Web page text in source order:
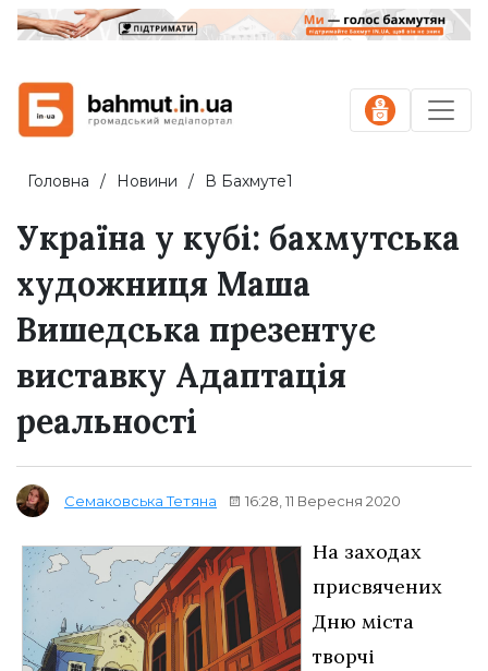
Головна Новини В Бахмуте1
Україна у кубі: бахмутська
художниця Маша
Вишедська презентує
виставку Адаптація
реальності
Семаковська Тетяна 16:28, 11 Вересня 2020
На заходах
присвячених
Дню міста
творчі